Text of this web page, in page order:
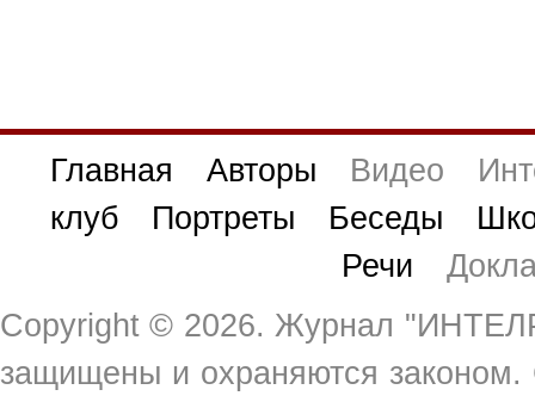
Главная Авторы Видео
клуб
Портреты Беседы
Речи
Copyright © 2026. Журнал
защищены и охраняются